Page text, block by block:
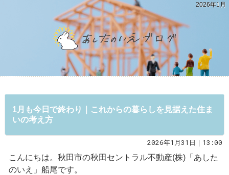
2026年1月
1月も今日で終わり｜これからの暮らしを見据えた住ま
いの考え方
2026年1月31日｜13:00
こんにちは。秋田市の秋田セントラル不動産(株)「あした
のいえ」船尾です。